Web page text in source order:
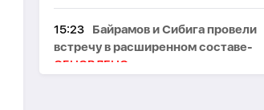
15:23
Байрамов и Сибига провели
встречу в расширенном составе-
ОБНОВЛЕНО